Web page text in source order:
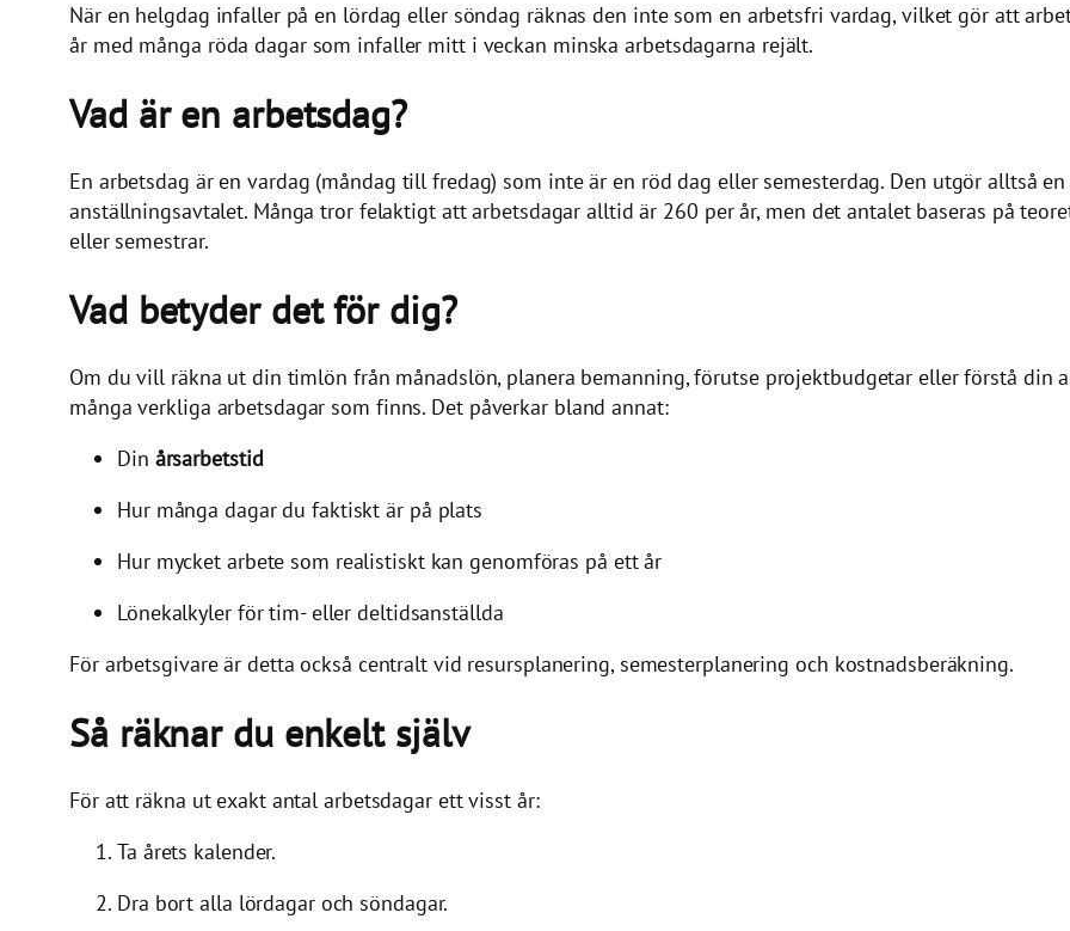
När en helgdag infaller på en lördag eller söndag räknas den inte som en arbetsfri vardag, vilket gör att
år med många röda dagar som infaller mitt i veckan minska arbetsdagarna rejält.
Vad är en arbetsdag?
En arbetsdag är en vardag (måndag till fredag) som inte är en röd dag eller semesterdag. Den utgör alltså
anställningsavtalet. Många tror felaktigt att arbetsdagar alltid är 260 per år, men det antalet baseras på
eller semestrar.
Vad betyder det för dig?
Om du vill räkna ut din timlön från månadslön, planera bemanning, förutse projektbudgetar eller förstå
många verkliga arbetsdagar som finns. Det påverkar bland annat:
Din årsarbetstid
Hur många dagar du faktiskt är på plats
Hur mycket arbete som realistiskt kan genomföras på ett år
Lönekalkyler för tim- eller deltidsanställda
För arbetsgivare är detta också centralt vid resursplanering, semesterplanering och kostnadsberäkning.
Så räknar du enkelt själv
För att räkna ut exakt antal arbetsdagar ett visst år:
Ta årets kalender.
Dra bort alla lördagar och söndagar.